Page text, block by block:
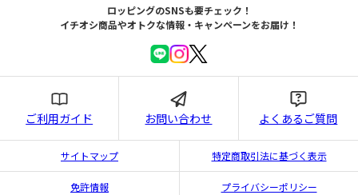
ロッピングのSNSも要チェック！
イチオシ商品やオトクな情報・キャンペーンをお届け！
ご利用ガイド お問い合わせ よくあるご質問
サイトマップ 特定商取引法に基づく表示
免許情報 プライバシーポリシー